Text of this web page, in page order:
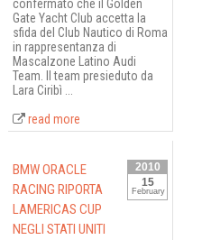
confermato che il Golden
Gate Yacht Club accetta la
sfida del Club Nautico di Roma
in rappresentanza di
Mascalzone Latino Audi
Team. Il team presieduto da
Lara Ciribì ...
read more
2010
15
February
BMW ORACLE
RACING RIPORTA
LAMERICAS CUP
NEGLI STATI UNITI